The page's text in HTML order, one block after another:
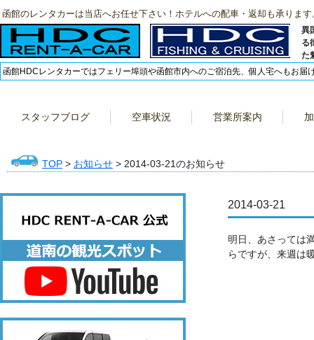
函館のレンタカーは当店へお任せ下さい！ホテルへの配車・返却も承ります
異
る
た
函館HDCレンタカーではフェリー埠頭や函館市内へのご宿泊先、個人宅へもお届
スタッフブログ 空車状況 営業所案内
TOP > お知らせ > 2014-03-21のお知らせ
2014-03-21
明日、あさっては
らですが、来週は